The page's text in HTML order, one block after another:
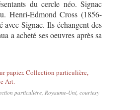
du cercle néo. Signac
Henri-Edmond Cross (1856-
Signac. Ils échangent des
a acheté ses oeuvres après sa
particulière, Royaume-Uni, courtesy